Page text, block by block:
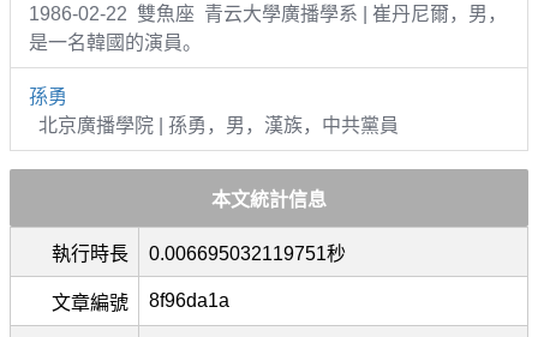
1986-02-22 雙魚座 青云大學廣播學系 | 崔丹尼爾，男，
是一名韓國的演員。
孫勇
北京廣播學院 | 孫勇，男，漢族，中共黨員
本文統計信息
執行時長 0.006695032119751秒
文章編號 8f96da1a